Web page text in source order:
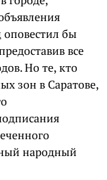
оповестил бы
все
Но те, кто
зон в Саратове,
народный